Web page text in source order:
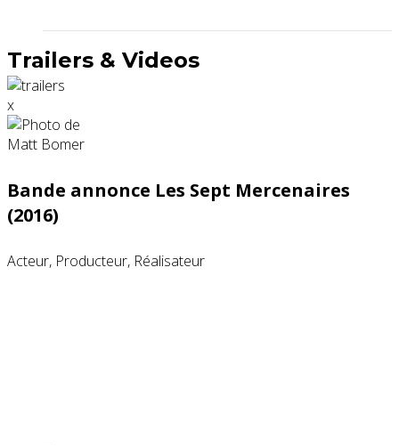
Trailers & Videos
x
Bande annonce Les Sept Mercenaires
(2016)
Acteur, Producteur, Réalisateur